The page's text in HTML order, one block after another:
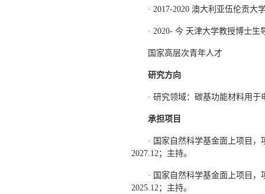
· 2017-2020 澳大利亚伍伦贡大
· 2020- 今 天津大学教授博士生
国家高层次青年人才
研究方向
· 研究领域：碳基功能材料用
承担项目
· 国家自然科学基金面上项目
2027.12；主持。
· 国家自然科学基金面上项目
2025.12；主持。